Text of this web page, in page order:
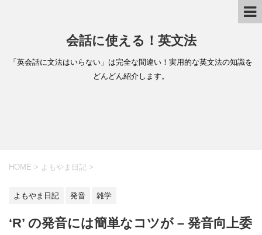
会話に使える！英文法
「英会話に文法はいらない」は完全な間違い！実用的な英文法の知識を
どんどん紹介します。
HOME > よもやま日記 >
よもやま日記 発音 雑学
‘R’ の発音には簡単なコツが – 発音向上委